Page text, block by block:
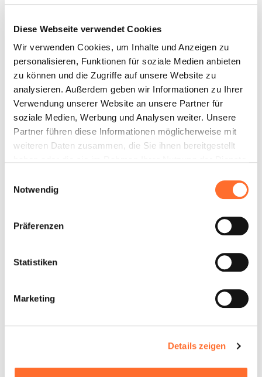
Diese Webseite verwendet Cookies
Wir verwenden Cookies, um Inhalte und Anzeigen zu
personalisieren, Funktionen für soziale Medien anbieten
zu können und die Zugriffe auf unsere Website zu
analysieren. Außerdem geben wir Informationen zu Ihrer
Verwendung unserer Website an unsere Partner für
soziale Medien, Werbung und Analysen weiter. Unsere
Partner führen diese Informationen möglicherweise mit
weiteren Daten zusammen, die Sie ihnen bereitgestellt
Notwendig
Präferenzen
Statistiken
Marketing
Details zeigen
Kontakt